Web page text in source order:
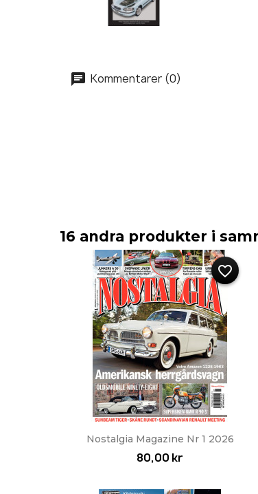
Kommentarer (0)
16 andra produkter i
Snabbvy
Nostalgia Magazine Nr 1 2026
80,00 kr
favorite_border